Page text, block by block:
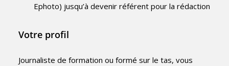
Ephoto) jusqu’à devenir référent pour la rédaction
Votre profil
Journaliste de formation ou formé sur le tas, vous